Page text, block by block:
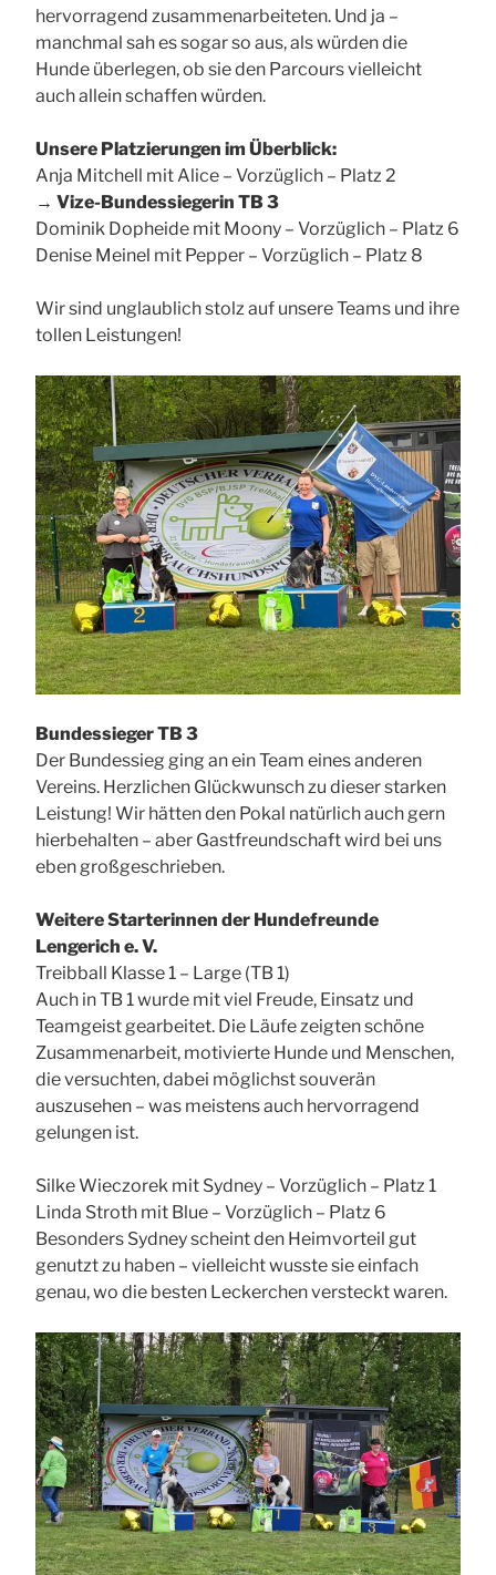
hervorragend zusammenarbeiteten. Und ja –
manchmal sah es sogar so aus, als würden die
Hunde überlegen, ob sie den Parcours vielleicht
auch allein schaffen würden.
Unsere Platzierungen im Überblick:
Anja Mitchell mit Alice – Vorzüglich – Platz 2
→ Vize-Bundessiegerin TB 3
Dominik Dopheide mit Moony – Vorzüglich – Platz 6
Denise Meinel mit Pepper – Vorzüglich – Platz 8
Wir sind unglaublich stolz auf unsere Teams und ihre
tollen Leistungen!
Bundessieger TB 3
Der Bundessieg ging an ein Team eines anderen
Vereins. Herzlichen Glückwunsch zu dieser starken
Leistung! Wir hätten den Pokal natürlich auch gern
hierbehalten – aber Gastfreundschaft wird bei uns
eben großgeschrieben.
Weitere Starterinnen der Hundefreunde
Lengerich e. V.
Treibball Klasse 1 – Large (TB 1)
Auch in TB 1 wurde mit viel Freude, Einsatz und
Teamgeist gearbeitet. Die Läufe zeigten schöne
Zusammenarbeit, motivierte Hunde und Menschen,
die versuchten, dabei möglichst souverän
auszusehen – was meistens auch hervorragend
gelungen ist.
Silke Wieczorek mit Sydney – Vorzüglich – Platz 1
Linda Stroth mit Blue – Vorzüglich – Platz 6
Besonders Sydney scheint den Heimvorteil gut
genutzt zu haben – vielleicht wusste sie einfach
genau, wo die besten Leckerchen versteckt waren.